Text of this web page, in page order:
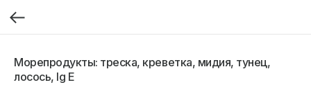
Морепродукты: треска, креветка, мидия, тунец,
лосось, Ig E